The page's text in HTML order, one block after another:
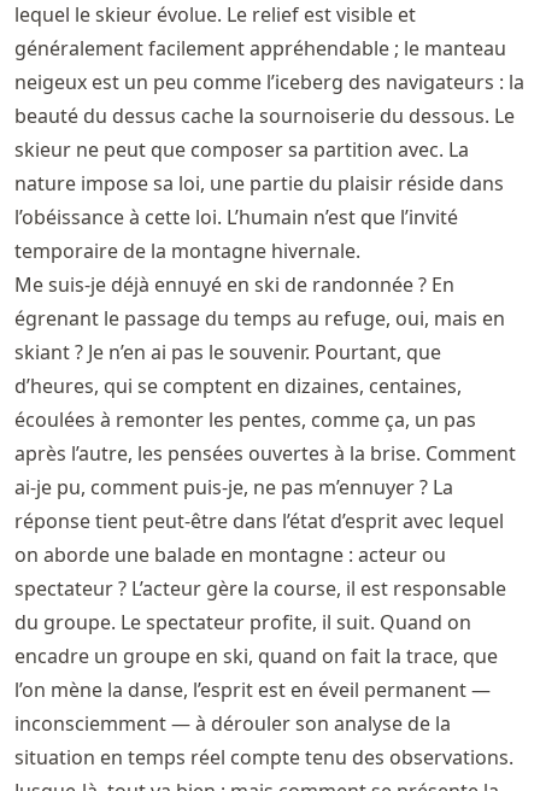
lequel le skieur évolue. Le relief est visible et
généralement facilement appréhendable ; le manteau
neigeux est un peu comme l’iceberg des navigateurs : la
beauté du dessus cache la sournoiserie du dessous. Le
skieur ne peut que composer sa partition avec. La
nature impose sa loi, une partie du plaisir réside dans
l’obéissance à cette loi. L’humain n’est que l’invité
temporaire de la montagne hivernale.
Me suis-je déjà ennuyé en ski de randonnée ? En
égrenant le passage du temps au refuge, oui, mais en
skiant ? Je n’en ai pas le souvenir. Pourtant, que
d’heures, qui se comptent en dizaines, centaines,
écoulées à remonter les pentes, comme ça, un pas
après l’autre, les pensées ouvertes à la brise. Comment
ai-je pu, comment puis-je, ne pas m’ennuyer ? La
réponse tient peut-être dans l’état d’esprit avec lequel
on aborde une balade en montagne : acteur ou
spectateur ? L’acteur gère la course, il est responsable
du groupe. Le spectateur profite, il suit. Quand on
encadre un groupe en ski, quand on fait la trace, que
l’on mène la danse, l’esprit est en éveil permanent —
inconsciemment — à dérouler son analyse de la
situation en temps réel compte tenu des observations.